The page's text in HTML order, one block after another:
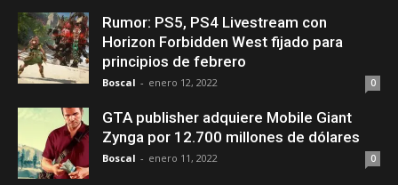
Rumor: PS5, PS4 Livestream con
Horizon Forbidden West fijado para
principios de febrero
Boscal - enero 12, 2022 0
GTA publisher adquiere Mobile Giant
Zynga por 12.700 millones de dólares
Boscal - enero 11, 2022 0